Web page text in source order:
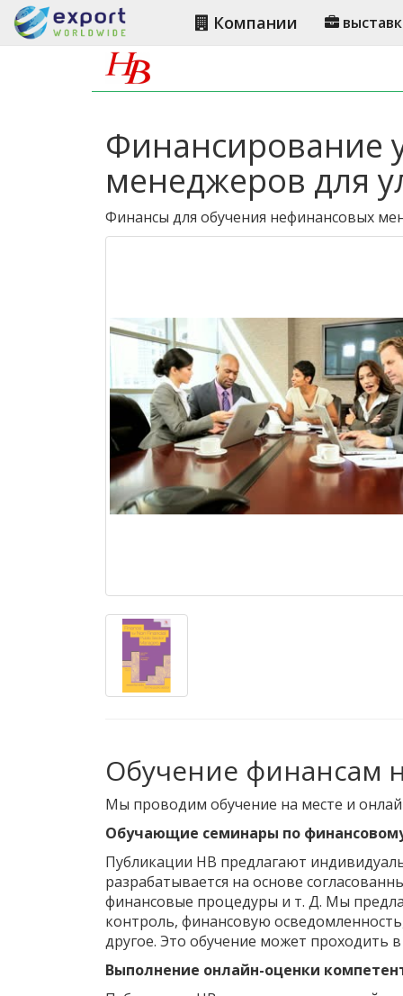
Компании
Финансирование
менеджеров для
Финансы для обучения нефинансовых
Обучение финансам
Мы проводим обучение на месте и
Обучающие семинары по
Публикации HB предлагают
разрабатывается на основе
финансовые процедуры и т. Д. Мы
контроль, финансовую
другое. Это обучение может проходить
Выполнение онлайн-оценки